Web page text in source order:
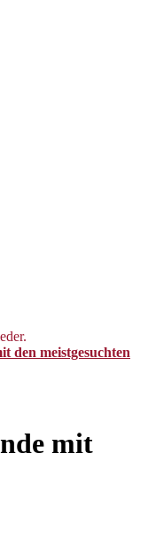
den meistgesuchten
mit